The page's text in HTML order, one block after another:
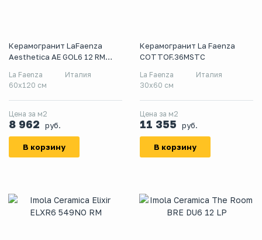
Керамогранит LaFaenza
Aesthetica AE GOL6 12 RM
La Faenza
Италия
60x120 см
Цена за м2
8 962 руб.
В корзину
Керамогранит La Faenza
COTTOF.36MSTC
La Faenza
Италия
30x60 см
Цена за м2
11 355 руб.
В корзину